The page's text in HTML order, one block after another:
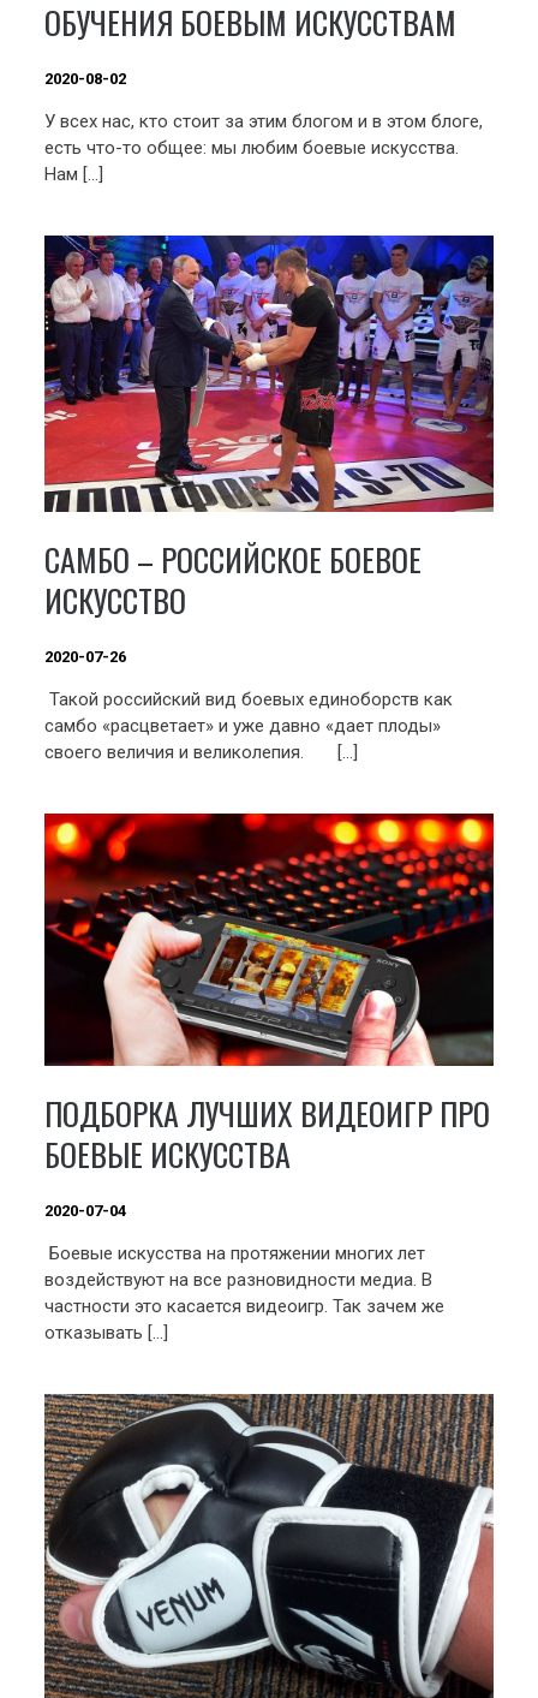
ОБУЧЕНИЯ БОЕВЫМ ИСКУССТВАМ
2020-08-02
У всех нас, кто стоит за этим блогом и в этом блоге,
есть что-то общее: мы любим боевые искусства.
Нам […]
САМБО – РОССИЙСКОЕ БОЕВОЕ
ИСКУССТВО
2020-07-26
Такой российский вид боевых единоборств как
самбо «расцветает» и уже давно «дает плоды»
своего величия и великолепия. […]
ПОДБОРКА ЛУЧШИХ ВИДЕОИГР ПРО
БОЕВЫЕ ИСКУССТВА
2020-07-04
Боевые искусства на протяжении многих лет
воздействуют на все разновидности медиа. В
частности это касается видеоигр. Так зачем же
отказывать […]